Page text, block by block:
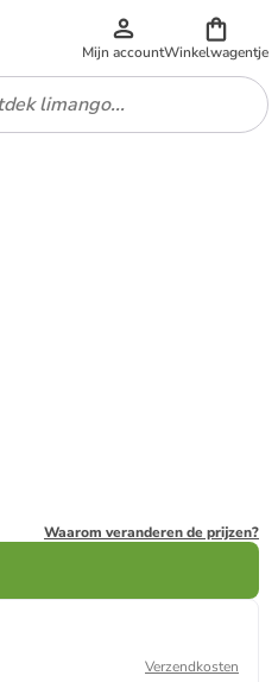
Mijn accountWinkelwagentje
Waarom veranderen de prijzen?
Verzendkosten